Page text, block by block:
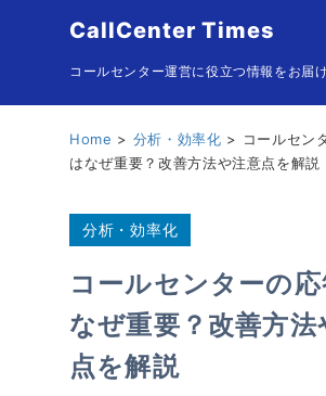
CallCenter Times
コールセンター運営に役立つ情報をお届け
Home 分析・効率化
コールセン
はなぜ重要？改善方法や注意点を解説
分析・効率化
コールセンターの
なぜ重要？改善方法
点を解説